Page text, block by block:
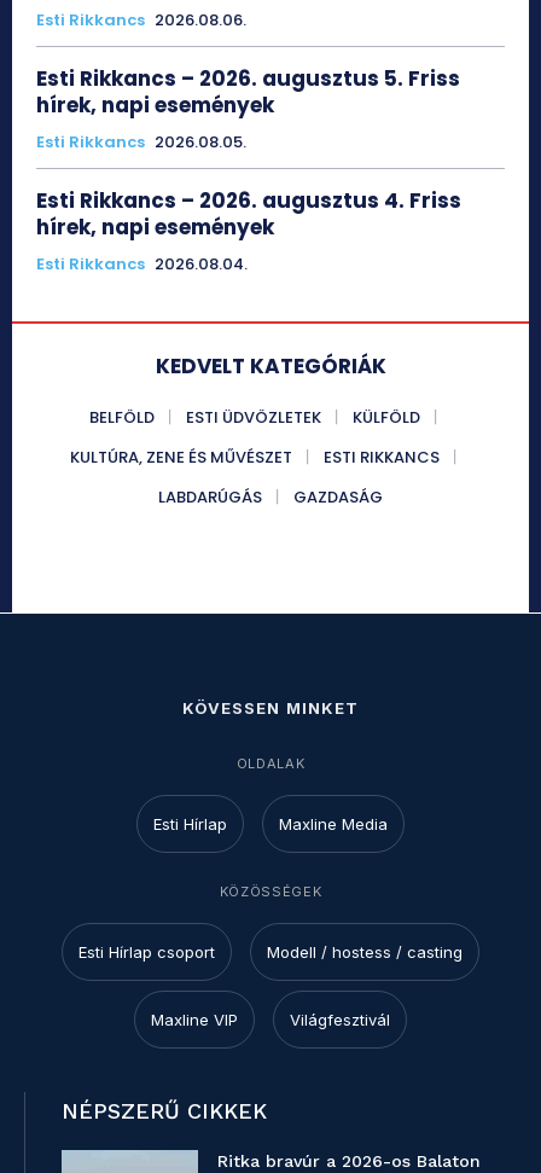
Esti Rikkancs 2026.08.06.
Esti Rikkancs – 2026. augusztus 5. Friss
hírek, napi események
Esti Rikkancs 2026.08.05.
Esti Rikkancs – 2026. augusztus 4. Friss
hírek, napi események
Esti Rikkancs 2026.08.04.
KEDVELT KATEGÓRIÁK
BELFÖLD ESTI ÜDVÖZLETEK
KÜLFÖLD
KULTÚRA, ZENE ÉS MŰVÉSZET
ESTI RIKKANCS
LABDARÚGÁS
GAZDASÁG
KÖVESSEN MINKET
OLDALAK
Esti Hírlap Maxline Media
KÖZÖSSÉGEK
Esti Hírlap csoport Modell / hostess / casting
Maxline VIP Világfesztivál
NÉPSZERŰ CIKKEK
Ritka bravúr a 2026-os Balaton